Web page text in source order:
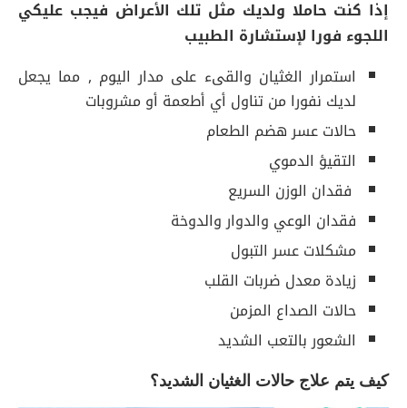
إذا كنت حاملا ولديك مثل تلك الأعراض فيجب عليكي
اللجوء فورا لإستشارة الطبيب
استمرار الغثيان والقىء على مدار اليوم , مما يجعل
لديك نفورا من تناول أي أطعمة أو مشروبات
حالات عسر هضم الطعام
التقيؤ الدموي
فقدان الوزن السريع
فقدان الوعي والدوار والدوخة
مشكلات عسر التبول
زيادة معدل ضربات القلب
حالات الصداع المزمن
الشعور بالتعب الشديد
كيف يتم علاج حالات الغثيان الشديد؟